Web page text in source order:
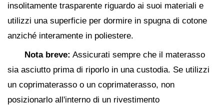
insolitamente trasparente riguardo ai suoi materiali e
utilizzi una superficie per dormire in spugna di cotone
anziché interamente in poliestere.
Nota breve: Assicurati sempre che il materasso
sia asciutto prima di riporlo in una custodia. Se utilizzi
un coprimaterasso o un coprimaterasso, non
posizionarlo all'interno di un rivestimento